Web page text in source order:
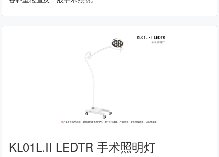
KL01L.II LEDTR 手术照明灯